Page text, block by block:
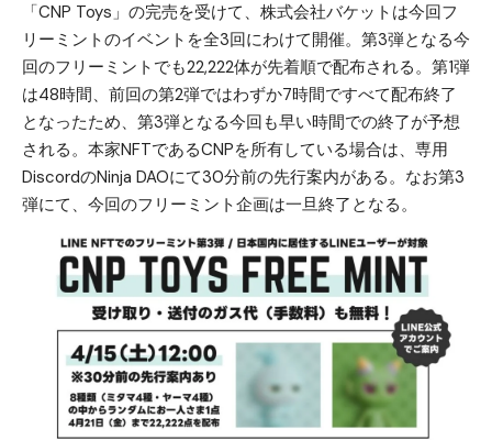
「CNP Toys」の完売を受けて、株式会社バケットは今回フ
リーミントのイベントを全3回にわけて開催。第3弾となる今
回のフリーミントでも22,222体が先着順で配布される。第1弾
は48時間、前回の第2弾ではわずか7時間ですべて配布終了
となったため、第3弾となる今回も早い時間での終了が予想
される。本家NFTであるCNPを所有している場合は、専用
DiscordのNinja DAOにて30分前の先行案内がある。なお第3
弾にて、今回のフリーミント企画は一旦終了となる。